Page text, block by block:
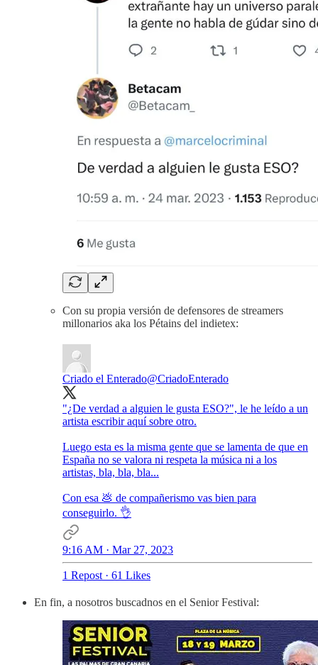
Con su propia versión de defensores de streamers
millonarios aka los Pétains del indietex:
Criado el Enterado@CriadoEnterado
"¿De verdad a alguien le gusta ESO?", le he leído a un
artista escribir aquí sobre otro.
Luego esta es la misma gente que se lamenta de que en
España no se valora ni respeta la música ni a los
artistas, bla, bla, bla...
Con esa 💩 de compañerismo vas bien para
conseguirlo. 👌
9:16 AM · Mar 27, 2023
1 Repost · 61 Likes
En fin, a nosotros buscadnos en el Senior Festival: